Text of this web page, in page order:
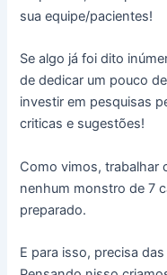
sua equipe/pacientes!
Se algo já foi dito
de dedicar um pouco
investir em pesquisas
criticas e sugestões!
Como vimos, trabalhar
nenhum monstro de 7
preparado.
E para isso, precisa